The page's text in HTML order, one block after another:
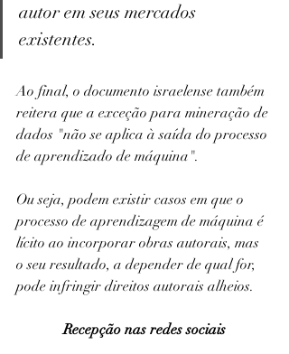
autor em seus mercados
existentes.
Ao final, o documento israelense também
reitera que a exceção para mineração de
dados "não se aplica à saída do processo
de aprendizado de máquina".
Ou seja, podem existir casos em que o
processo de aprendizagem de máquina é
lícito ao incorporar obras autorais, mas
o seu resultado, a depender de qual for,
pode infringir direitos autorais alheios.
Recepção nas redes sociais